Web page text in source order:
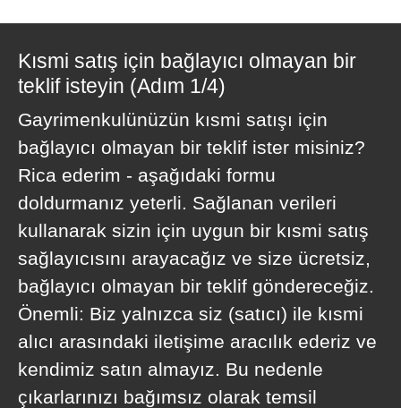
Kısmi satış için bağlayıcı olmayan bir
teklif isteyin (Adım 1/4)
Gayrimenkulünüzün kısmi satışı için
bağlayıcı olmayan bir teklif ister misiniz?
Rica ederim - aşağıdaki formu
doldurmanız yeterli. Sağlanan verileri
kullanarak sizin için uygun bir kısmi satış
sağlayıcısını arayacağız ve size ücretsiz,
bağlayıcı olmayan bir teklif göndereceğiz.
Önemli: Biz yalnızca siz (satıcı) ile kısmi
alıcı arasındaki iletişime aracılık ederiz ve
kendimiz satın almayız. Bu nedenle
çıkarlarınızı bağımsız olarak temsil